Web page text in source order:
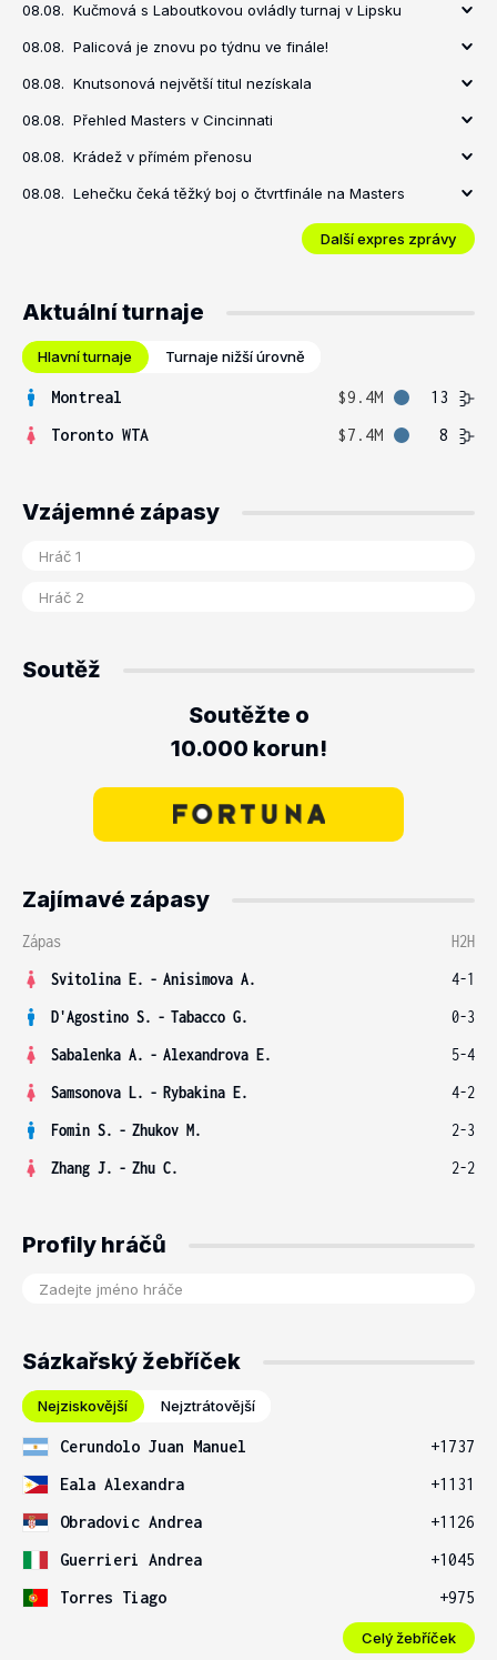
08.08. Kučmová s Laboutkovou ovládly turnaj v Lipsku
08.08. Palicová je znovu po týdnu ve finále!
08.08. Knutsonová největší titul nezískala
08.08. Přehled Masters v Cincinnati
08.08. Krádež v přímém přenosu
08.08. Lehečku čeká těžký boj o čtvrtfinále na Masters
Další expres zprávy
Aktuální turnaje
Hlavní turnaje Turnaje nižší úrovně
Montreal $9.4M
13
Toronto WTA
$7.4M 8
Vzájemné zápasy
Soutěž
Soutěžte o
10.000 korun!
Zajímavé zápasy
Zápas
H2H
Svitolina E. - Anisimova A.
4-1
D'Agostino S. - Tabacco G.
0-3
Sabalenka A. - Alexandrova E.
5-4
Samsonova L. - Rybakina E.
4-2
Fomin S. - Zhukov M.
2-3
Zhang J. - Zhu C. 2-2
Profily hráčů
Sázkařský žebříček
Nejziskovější Nejztrátovější
Cerundolo Juan Manuel
+1737
Eala Alexandra
+1131
Obradovic Andrea
+1126
Guerrieri Andrea
+1045
Torres Tiago
+975
Celý žebříček